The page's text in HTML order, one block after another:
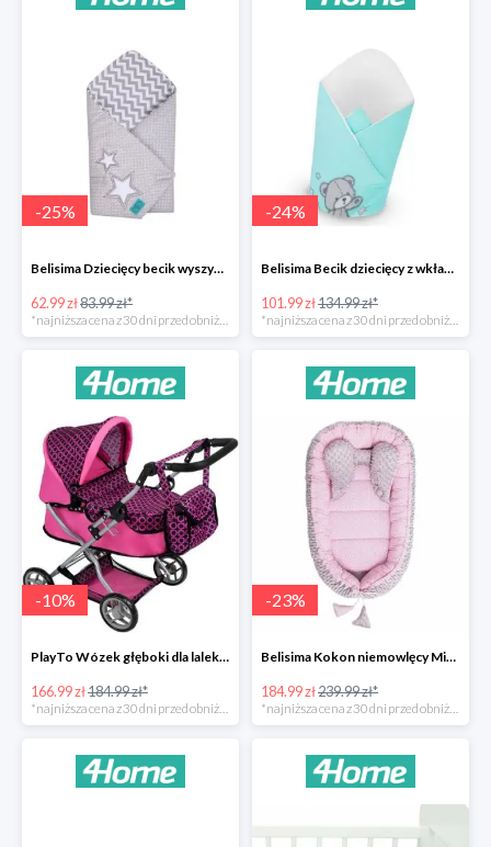
-25%
Belisima Dziecięcy becik wyszywany Gwiazdka -25%
62.99 zł83.99 zł*
-24%
Belisima Becik dziecięcy z wkładem kokosowym Teddy Bear -24%
101.99 zł134.99 zł*
-10%
PlayTo Wózek głęboki dla lalek Viola -10%
166.99 zł184.99 zł*
-23%
Belisima Kokon niemowlęcy Minky Sweet Baby -23%
184.99 zł239.99 zł*